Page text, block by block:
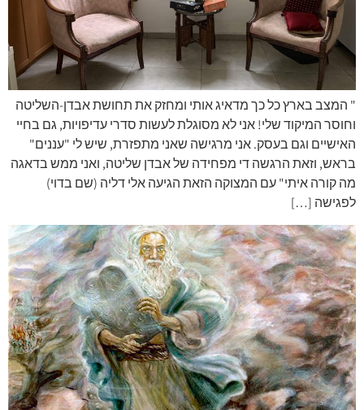
" המצב בארץ כל כך מדאיג אותי ומחזק את תחושת אבדן-השליטה
וחוסר המיקוד שלי! אני לא מסוגלת לעשות סדרי עדיפויות, גם בחיי
האישיים וגם בעסק. אני מרגישה שאני מתפזרת, שיש לי "עננים"
בראש, וזאת הרגשה די מפחידה של אבדן שליטה, ואני ממש בדאגה
מה קורה איתי" עם המצוקה הזאת הגיעה אלי דליה (שם בדוי)
לפגישה […]